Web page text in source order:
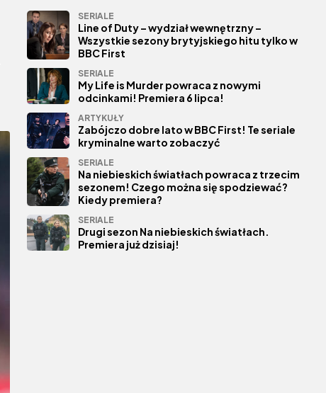
SERIALE
Line of Duty – wydział wewnętrzny –
Wszystkie sezony brytyjskiego hitu tylko w
BBC First
SERIALE
My Life is Murder powraca z nowymi
odcinkami! Premiera 6 lipca!
ARTYKUŁY
Zabójczo dobre lato w BBC First! Te seriale
kryminalne warto zobaczyć
SERIALE
Na niebieskich światłach powraca z trzecim
sezonem! Czego można się spodziewać?
Kiedy premiera?
SERIALE
Drugi sezon Na niebieskich światłach.
Premiera już dzisiaj!